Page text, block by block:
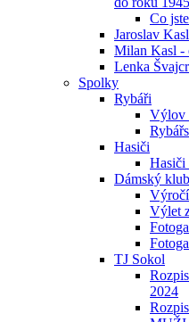
Co
Jaroslav Kasl
Milan Kasl -
Lenka
Spolky
Rybáři
Výlov
Hasiči
Hasiči
Dámský klub
Výlet
TJ Sokol
2024